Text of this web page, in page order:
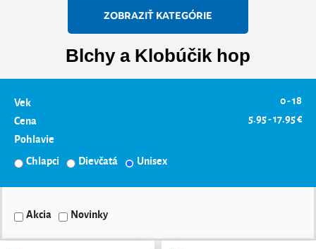
ZOBRAZIŤ KATEGÓRIE
Blchy a Klobúčik hop
Vek
0 - 18
Cena
5.95 - 17.95 €
Pohlavie
Chlapci
Dievčatá Unisex
Akcia Novinky